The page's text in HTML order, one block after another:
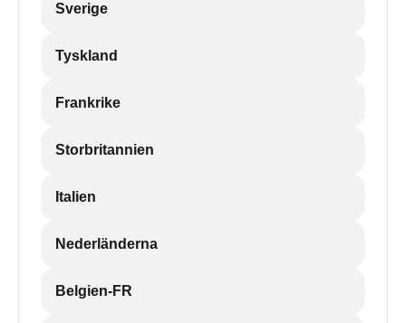
Sverige
Tyskland
Frankrike
Storbritannien
Italien
Nederländerna
Belgien-FR